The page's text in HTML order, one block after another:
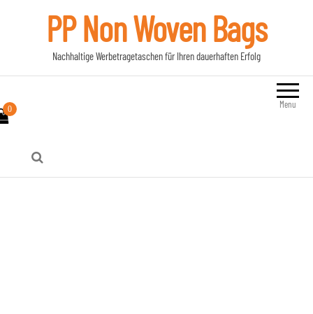
PP Non Woven Bags
Nachhaltige Werbetragetaschen für Ihren dauerhaften Erfolg
Menu
0